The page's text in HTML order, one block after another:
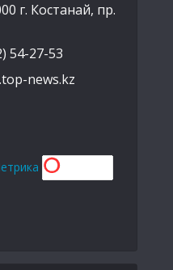
г. Костанай, пр.
54-27-53
news.kz